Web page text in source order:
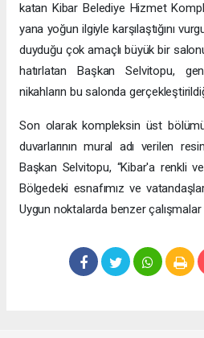
katan Kibar Belediye Hizmet
yana yoğun ilgiyle karşılaştığını
duyduğu çok amaçlı büyük bir
hatırlatan Başkan Selvitopu,
nikahların bu salonda
Son olarak kompleksin üst
duvarlarının mural adı verilen
Başkan Selvitopu, “Kibar'a renkli
Bölgedeki esnafımız ve
Uygun noktalarda benzer çalışmalar